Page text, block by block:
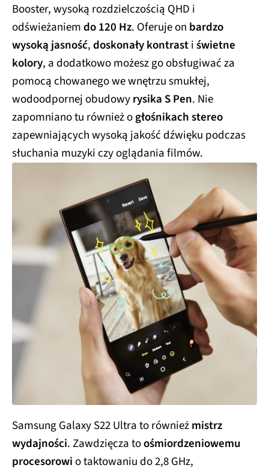
Booster, wysoką rozdzielczością QHD i
odświeżaniemdo 120 Hz. Oferuje on bardzo
wysoką jasność,doskonały kontrastiświetne
kolory, a dodatkowo możesz go obsługiwać za
pomocą chowanego we wnętrzu smukłej,
wodoodpornej obudowyrysika S Pen. Nie
zapomniano tu również ogłośnikach stereo
zapewniających wysoką jakość dźwięku podczas
słuchania muzyki czy oglądania filmów.
Samsung Galaxy S22 Ultra to równieżmistrz
wydajności. Zawdzięcza toośmiordzeniowemu
procesorowio taktowaniu do 2,8 GHz,